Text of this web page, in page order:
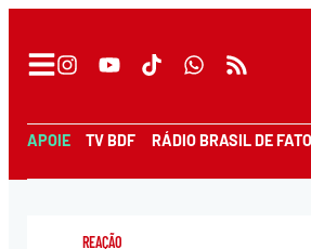
APOIE TV BDF RÁDIO BRASIL DE FATO
REAÇÃO